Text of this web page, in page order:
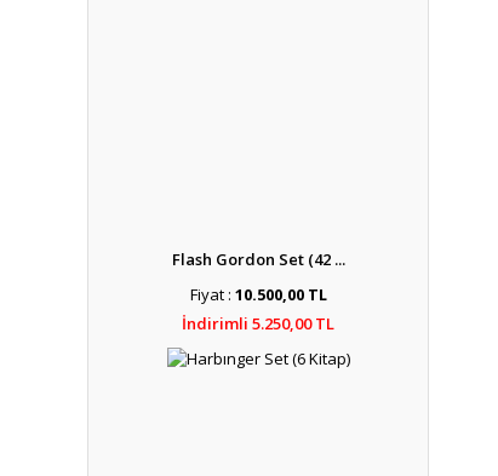
Flash Gordon Set (42 ...
Fiyat : 10.500,00 TL
İndirimli 5.250,00 TL